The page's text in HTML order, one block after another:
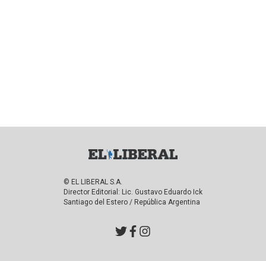
© EL LIBERAL S.A.
Director Editorial: Lic. Gustavo Eduardo Ick
Santiago del Estero / República Argentina